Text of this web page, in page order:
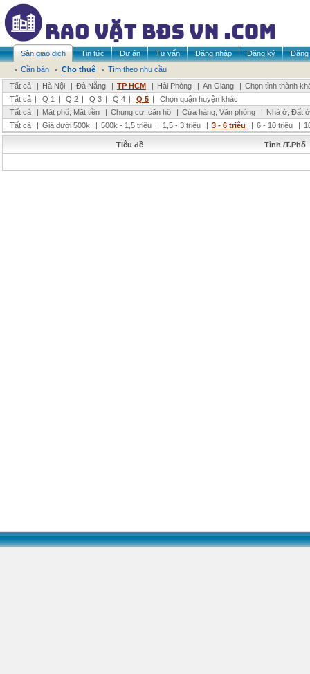
Sàn giao dịch Tin tức Dự án Tư vấn Đăng nhập Đăng ký
Đăng
Cần bán
Cho thuê
Tìm theo nhu cầu
Tất cả
| Hà Nội | Đà Nẵng | TP HCM | Hải Phòng | An Giang | Chọn tỉnh thành
Tất cả | Q 1 | Q 2 | Q 3 | Q 4 | Q 5 |
Chọn quận huyện khác
Tất cả
| Mặt phố, Mặt tiền | Chung cư ,căn hộ | Cửa hàng, Văn phòng | Nhà ở, Đất ở
Tất cả
| Giá dưới 500k | 500k - 1,5 triệu | 1,5 - 3 triệu | 3 - 6 triệu | 6 - 10 triệu |
Tiêu đề Tỉnh /T.Phố